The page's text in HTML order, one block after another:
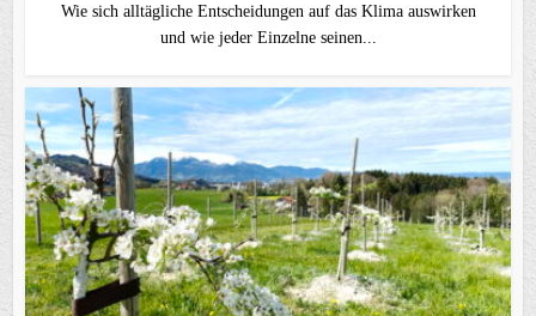
Wie sich alltägliche Entscheidungen auf das Klima auswirken
und wie jeder Einzelne seinen...